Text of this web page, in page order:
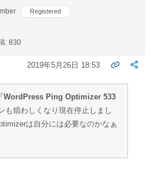
Registered
: 830
2019年5月26日 18:53
WordPress Ping Optimizer 533
も煩わしくなり現在停止しまし
は自分には必要なのかなぁ